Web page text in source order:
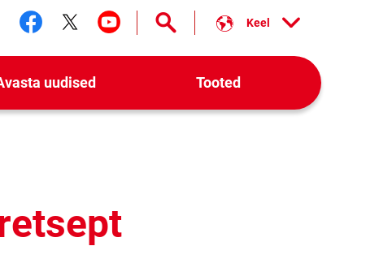
Jälgi meid facebook
Jälgi meid twitter
Jälgi meid youtube
Keel
uudised Tooted